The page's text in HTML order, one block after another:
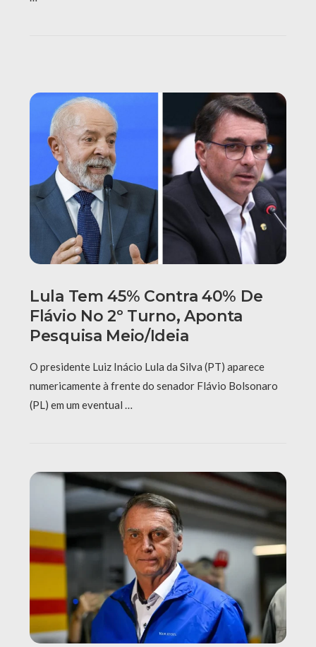
Lula Tem 45% Contra 40% De
Flávio No 2º Turno, Aponta
Pesquisa Meio/Ideia
O presidente Luiz Inácio Lula da Silva (PT) aparece
numericamente à frente do senador Flávio Bolsonaro
(PL) em um eventual …